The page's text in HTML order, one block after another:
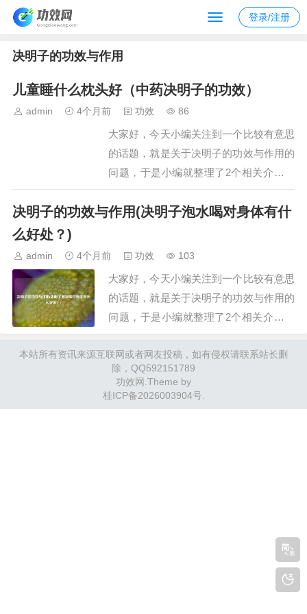
登录/注册
决明子的功效与作用
儿童睡什么枕头好（中药决明子的功效）
admin 4个月前 功效 86
大家好，今天小编关注到一个比较有意思
的话题，就是关于决明子的功效与作用的
问题，于是小编就整理了2个相关介绍决
明子的功效与作用的解答，让我们一起看
看吧。文章目录：儿童睡什么枕头好中药
为儿童应该睡的枕头有：1.乳胶枕儿童的
选枕头就非…
决明子的功效与作用(决明子泡水喝对身体有什
么好处？)
admin 4个月前 功效 103
大家好，今天小编关注到一个比较有意思
的话题，就是关于决明子的功效与作用的
问题，于是小编就整理了2个相关介绍决
看吧。决明子泡水喝的功效和副作用？决
明子泡水有清热明目、润肠通便、排毒解
腻等作用，通常适用于眼睛红涩痛，羞明
多泪，头痛眩晕，大便秘结，也有减肥的
本站所有资讯来源互联网或者网友投稿，如有侵权请联系站长删
除，QQ592151789
功效网 .Theme by
桂ICP备2026003904号.